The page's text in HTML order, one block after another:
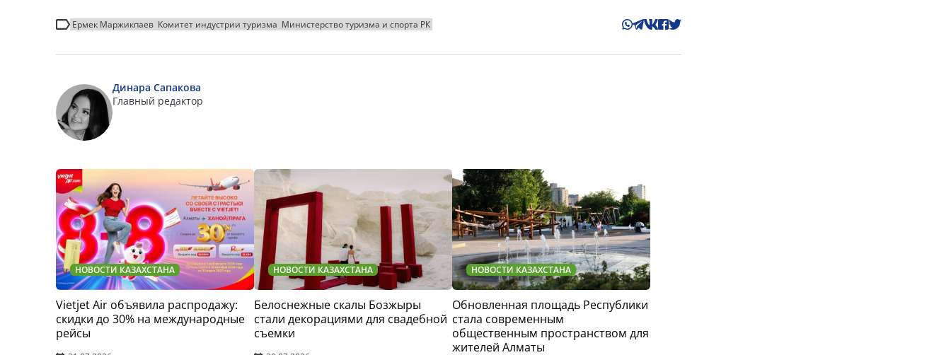
Ермек Маржикпаев Комитет индустрии туризма Министерство туризма и спорта РК
Динара Сапакова
Главный редактор
НОВОСТИ КАЗАХСТАНА
Vietjet Air объявила распродажу:
скидки до 30% на международные
рейсы
НОВОСТИ КАЗАХСТАНА
Белоснежные скалы Бозжыры
стали декорациями для свадебной
съемки
НОВОСТИ КАЗАХСТАНА
Обновленная площадь Республики
стала современным
общественным пространством для
жителей Алматы